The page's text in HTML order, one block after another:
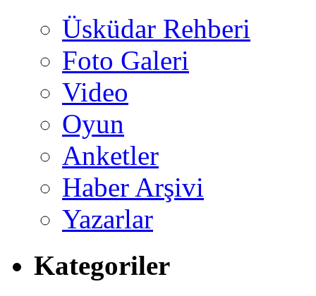
Üsküdar Rehberi
Foto Galeri
Video
Oyun
Anketler
Haber Arşivi
Yazarlar
Kategoriler